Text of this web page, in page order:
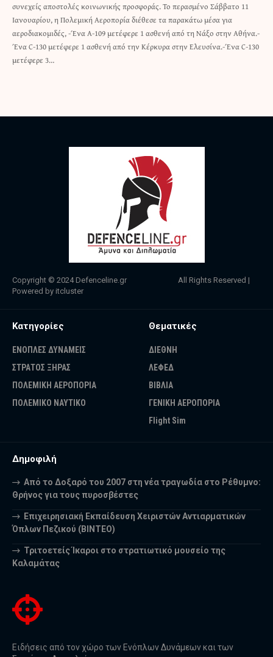
συνεχείς αποστολές κοινωνικής προσφοράς. Το περασμένο Σάββατο 11
Ιανουαρίου, η Πολεμική Αεροπορία διέθεσε τα παρακάτω μέσα για
αεροδιακομιδές, -Ένα Α-109 μετέφερε 1 ασθενή από τη Νάξο στην Αθήνα.-
Ένα C-130 μετέφερε 1 ασθενή από την Κέρκυρα στην Ελευσίνα.-Ένα C-130
μετέφερε 3…
Copyright © 2024 Defenceline.gr All Rights Reserved |
Powered by itcluster
Κατηγορίες
ΕΝΟΠΛΕΣ ΔΥΝΑΜΕΙΣ
ΣΤΡΑΤΟΣ ΞΗΡΑΣ
ΠΟΛΕΜΙΚΗ ΑΕΡΟΠΟΡΙΑ
ΠΟΛΕΜΙΚΟ ΝΑΥΤΙΚΟ
Θεματικές
ΔΙΕΘΝΗ
ΛΕΦΕΔ
ΒΙΒΛΙΑ
ΓΕΝΙΚΗ ΑΕΡΟΠΟΡΙΑ
Flight Sim
Δημοφιλή
Από το Δοξαρό του 2007 στη νέα τραγωδία στο Ρέθυμνο:
Θρήνος για τους πυροσβέστες
Επιχειρησιακή Εκπαίδευση Χειριστών Αντιαρματικών
Όπλων Πεζικού (ΒΙΝΤΕΟ)
Τριτοετείς Ίκαροι στο στρατιωτικό μουσείο της
Καλαμάτας
Ειδήσεις από τον χώρο των Ενόπλων Δυνάμεων και των